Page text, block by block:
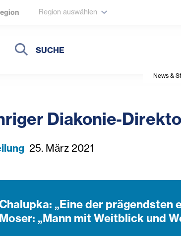
Region auswählen
Suche
Suche
News &
Diakonie-
25. März 2021
„Eine der prägendsten
Moser: „Mann mit Weitblick und